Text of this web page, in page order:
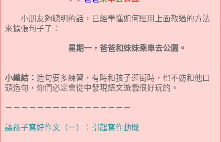
小朋友夠聰明的話，已經學懂如何運用上面教過的方法
來擴張句子了：
星期一，爸爸和妹妹乘車去公園。
小總結： 造句要多練習，有時和孩子逛街時，也不妨和他口
頭造句，你們必定會從中發現語文遊戲很好玩的。
－－－－－－－－－－－－－－－－
讓孩子寫好作文（一）：引起寫作動機